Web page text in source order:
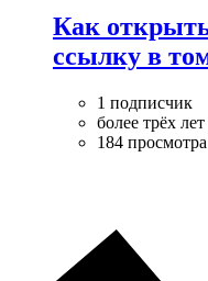
Как
ссылку в
1 подписчик
более трёх
184 просмотра